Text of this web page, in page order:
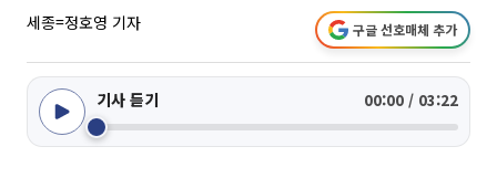
세종=정호영 기자 구글 선호매체 추가
기사 듣기 00:00 / 03:22